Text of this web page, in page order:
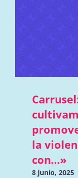
la
con…»
8 junio, 2025